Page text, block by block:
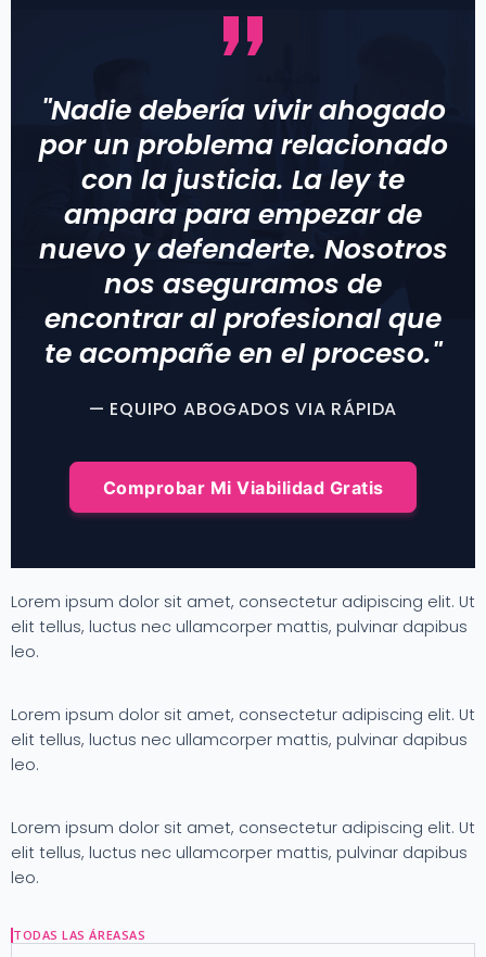
"Nadie debería vivir ahogado
por un problema relacionado
con la justicia. La ley te
ampara para empezar de
nuevo y defenderte. Nosotros
nos aseguramos de
encontrar al profesional que
te acompañe en el proceso."
— EQUIPO ABOGADOS VIA RÁPIDA
Comprobar Mi Viabilidad Gratis
Lorem ipsum dolor sit amet, consectetur adipiscing elit. Ut
elit tellus, luctus nec ullamcorper mattis, pulvinar dapibus
leo.
Lorem ipsum dolor sit amet, consectetur adipiscing elit. Ut
elit tellus, luctus nec ullamcorper mattis, pulvinar dapibus
leo.
Lorem ipsum dolor sit amet, consectetur adipiscing elit. Ut
elit tellus, luctus nec ullamcorper mattis, pulvinar dapibus
leo.
TODAS LAS ÁREASAS